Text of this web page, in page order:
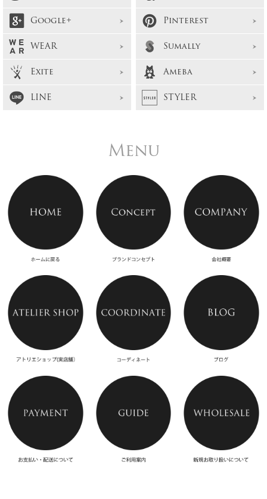
Google+
Pinterest
WEAR
Sumally
Exite
Ameba
LINE
STYLER
Menu